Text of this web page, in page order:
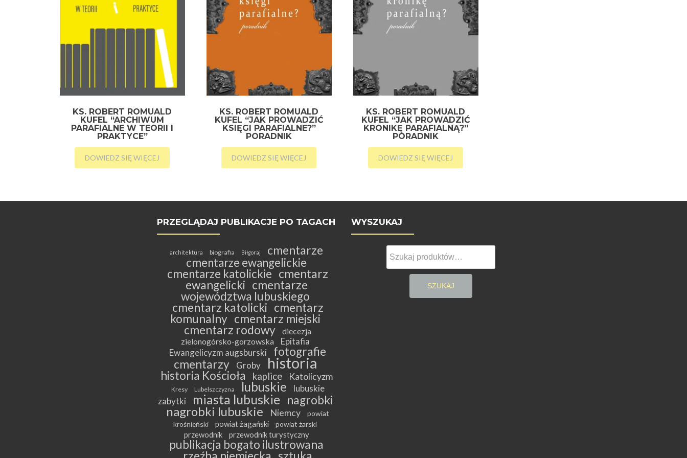
KS. ROBERT ROMUALD
KUFEL “ARCHIWUM
PARAFIALNE W TEORII I
PRAKTYCE”
DOWIEDZ SIĘ WIĘCEJ
KS. ROBERT ROMUALD
KUFEL “JAK PROWADZIĆ
KSIĘGI PARAFIALNE?”
PORADNIK
DOWIEDZ SIĘ WIĘCEJ
KS. ROBERT ROMUALD
KUFEL “JAK PROWADZIĆ
KRONIKĘ PARAFIALNĄ?”
PORADNIK
DOWIEDZ SIĘ WIĘCEJ
PRZEGLĄDAJ PUBLIKACJE PO TAGACH
architektura biografia Biłgoraj
cmentarze
cmentarze ewangelickie
cmentarze katolickie cmentarz
ewangelicki cmentarze
województwa lubuskiego
cmentarz katolicki cmentarz
komunalny cmentarz miejski
cmentarz rodowy
diecezja
zielonogórsko-gorzowska
Epitafia
Ewangelicyzm augsburski
fotografie
cmentarzy
Groby historia
historia Kościoła kaplice Katolicyzm
Kresy Lubelszczyzna lubuskie
lubuskie
zabytki
miasta lubuskie nagrobki
nagrobki lubuskie Niemcy
powiat
krośnieński
powiat żagański powiat żarski
przewodnik przewodnik turystyczny
publikacja bogato ilustrowana
WYSZUKAJ
Szukaj:
SZUKAJ